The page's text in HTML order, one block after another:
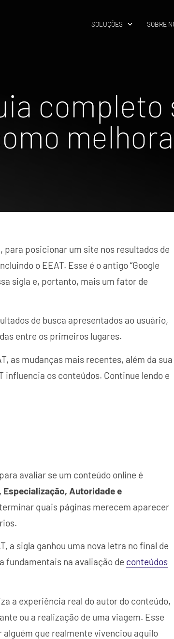
SOLUÇÕES SOBRE
completo
para posicionar um site nos resultados de
o EEAT. Esse é o antigo “Google
sigla e, portanto, mais um fator de
de busca apresentados ao usuário,
entre os primeiros lugares.
as mudanças mais recentes, além da sua
influencia os conteúdos. Continue lendo e
avaliar se um conteúdo online é
Especialização, Autoridade e
quais páginas merecem aparecer
a sigla ganhou uma nova letra no final de
fundamentais na avaliação de conteúdos
a experiência real do autor do conteúdo,
ou a realização de uma viagem. Esse
que realmente vivenciou aquilo